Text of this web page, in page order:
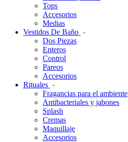
Tops
Accesorios
Medias
Vestidos De Baño
Dos Piezas
Enteros
Control
Pareos
Accesorios
Rituales
Fragancias para el ambiente
Antibacteriales y jabones
Splash
Cremas
Maquillaje
Accesorios